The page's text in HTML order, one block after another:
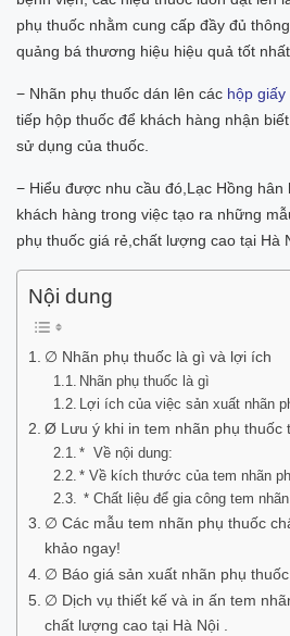
phụ thuốc nhằm cung cấp đầy đủ
quảng bá thương hiệu hiệu quả tốt nhất.
− Nhãn phụ thuốc dán lên các hộp
tiếp hộp thuốc để khách hàng nhận
sử dụng của thuốc.
− Hiểu được nhu cầu đó,Lạc Hồng hân
khách hàng trong việc tạo ra những
phụ thuốc giá rẻ,chất lượng cao tại Hà
Nội dung
∅ Nhãn phụ thuốc là gì và lợi ích
Nhãn phụ thuốc là gì
Lợi ích của việc sản xuất nhãn
Ø Lưu ý khi in tem nhãn phụ thuốc
* Về nội dung:
* Về kích thước của tem nhãn
* Chất liệu để gia công tem
∅ Các mẫu tem nhãn phụ thuốc
khảo ngay!
∅ Báo giá sản xuất nhãn phụ
∅ Dịch vụ thiết kế và in ấn tem
chất lượng cao tại Hà Nội .